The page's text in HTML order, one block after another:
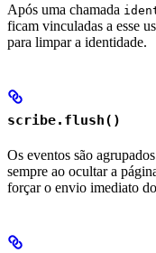
Após uma chamada
ficam vinculadas a esse
para limpar a identidade.
scribe.flush()
Os eventos são
sempre ao ocultar a
forçar o envio imediato